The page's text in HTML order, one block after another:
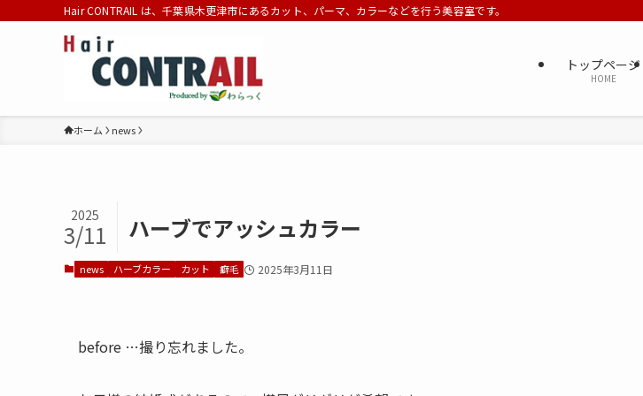
Hair CONTRAIL は、千葉県木更津市にあるカット、パーマ、カラーなどを行う美容室です。
トップページ
HOME
ホーム news
ハーブでアッシュカラー
2025
3/11
news ハーブカラー カット 癖毛 2025年3月11日
before …撮り忘れました。